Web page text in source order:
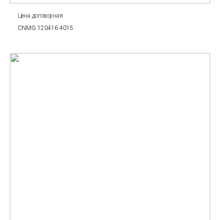
Цена договорная
CNMG 120416 4015